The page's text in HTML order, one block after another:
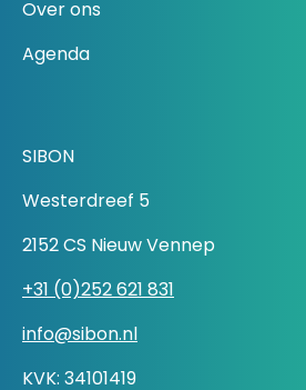
Over ons
Agenda
SIBON
Westerdreef 5
2152 CS Nieuw Vennep
+31 (0)252 621 831
info@sibon.nl
KVK: 34101419